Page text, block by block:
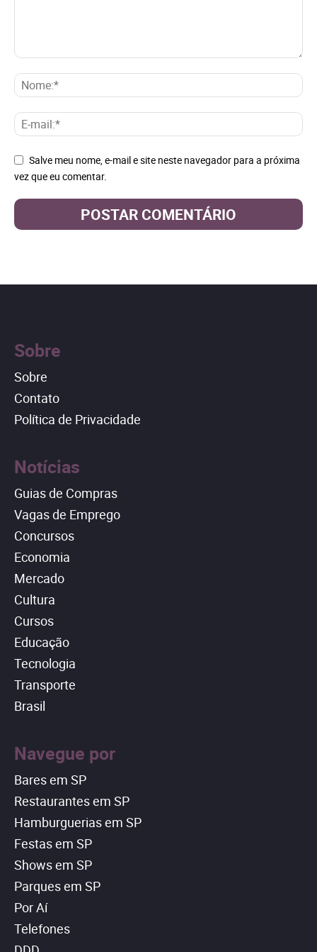
Salve meu nome, e-mail e site neste navegador para a próxima
vez que eu comentar.
Sobre
Sobre
Contato
Política de Privacidade
Notícias
Guias de Compras
Vagas de Emprego
Concursos
Economia
Mercado
Cultura
Cursos
Educação
Tecnologia
Transporte
Brasil
Navegue por
Bares em SP
Restaurantes em SP
Hamburguerias em SP
Festas em SP
Shows em SP
Parques em SP
Por Aí
Telefones